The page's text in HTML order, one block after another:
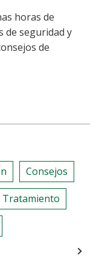
horas de
de seguridad y
de
Consejos
Tratamiento